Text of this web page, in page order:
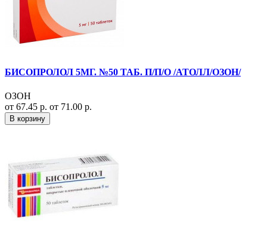
БИСОПРОЛОЛ 5МГ. №50 ТАБ. П/П/О /АТОЛЛ/ОЗОН/
ОЗОН
от 67.45 р. от 71.00 р.
В корзину